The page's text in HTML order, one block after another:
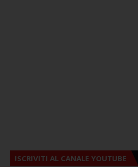
ISCRIVITI AL CANALE YOUTUBE